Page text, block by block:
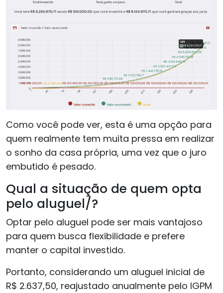
Como você pode ver, esta é uma opção para
quem realmente tem muita pressa em realizar
o sonho da casa própria, uma vez que o juro
embutido é pesado.
Qual a situação de quem opta
pelo aluguel/?
Optar pelo aluguel pode ser mais vantajoso
para quem busca flexibilidade e prefere
manter o capital investido.
Portanto, considerando um aluguel inicial de
R$ 2.637,50, reajustado anualmente pelo IGPM